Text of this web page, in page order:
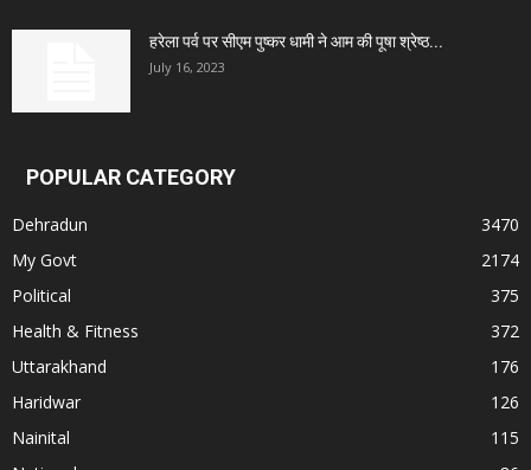
हरेला पर्व पर सीएम पुष्कर धामी ने आम की पूषा श्रेष्ठ...
July 16, 2023
POPULAR CATEGORY
Dehradun
3470
My Govt
2174
Political
375
Health & Fitness
372
Uttarakhand
176
Haridwar
126
Nainital
115